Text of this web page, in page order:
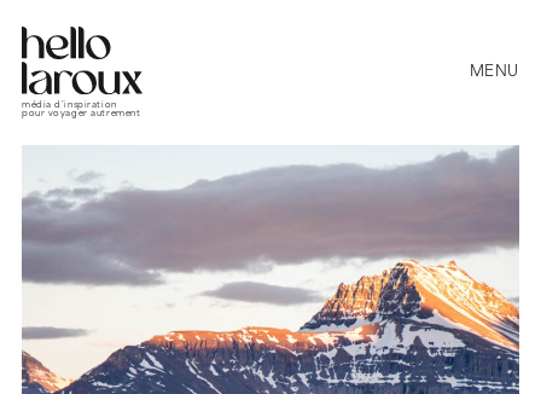
média d’inspiration
pour voyager autrement
MENU